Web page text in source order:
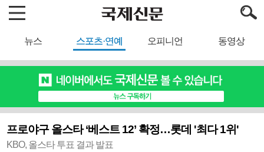
뉴스 스포츠·연예 오피니언 동영상
프로야구 올스타 ‘베스트 12’ 확정…롯데 '최다 1위'
KBO, 올스타 투표 결과 발표